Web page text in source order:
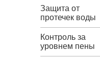
Защита от
протечек воды
Контроль за
уровнем пены